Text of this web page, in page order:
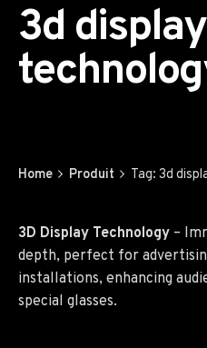
3d display
Home Produit Tag: 3d
3D Display Technology –
depth, perfect for
installations, enhancing
special glasses.